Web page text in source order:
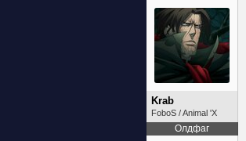
Krab
FoboS / Animal 'X
Олдфаг